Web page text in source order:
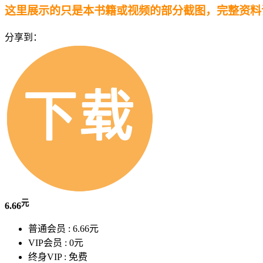
这里展示的只是本书籍或视频的部分截图，完整资料
分享到：
6.66元
普通会员 : 6.66元
VIP会员 : 0元
终身VIP : 免费